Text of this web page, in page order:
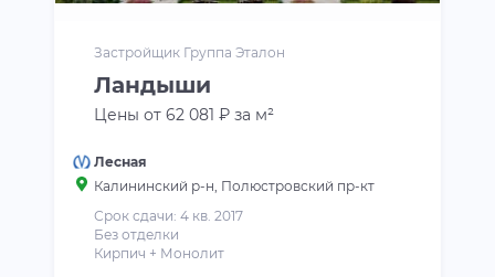
Застройщик Группа Эталон
Ландыши
Цены от 62 081 ₽ за м²
Лесная
Калининский р-н, Полюстровский пр-кт
Срок сдачи: 4 кв. 2017
Без отделки
Кирпич + Монолит